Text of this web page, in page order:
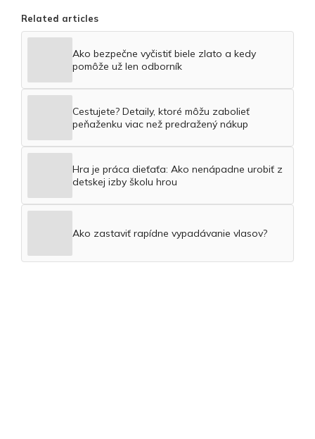
Related articles
Ako bezpečne vyčistiť biele zlato a kedy
pomôže už len odborník
Cestujete? Detaily, ktoré môžu zabolieť
peňaženku viac než predražený nákup
Hra je práca dieťaťa: Ako nenápadne urobiť z
detskej izby školu hrou
Ako zastaviť rapídne vypadávanie vlasov?